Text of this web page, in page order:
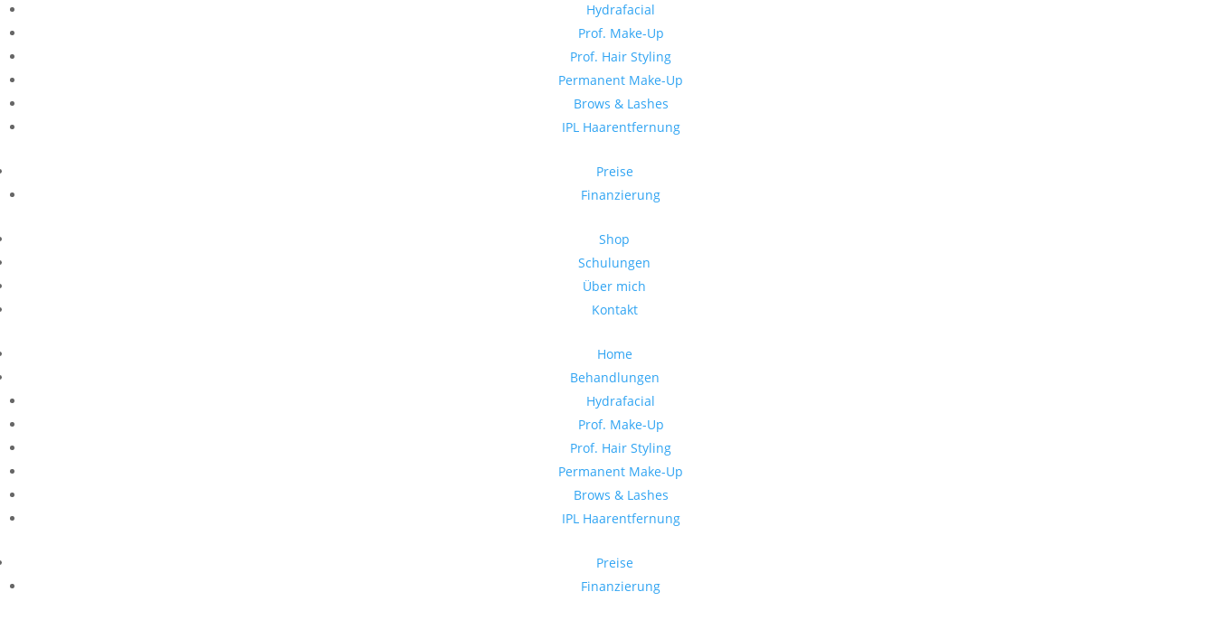
Hydrafacial
Prof. Make-Up
Prof. Hair Styling
Permanent Make-Up
Brows & Lashes
IPL Haarentfernung
Preise
Finanzierung
Shop
Schulungen
Über mich
Kontakt
Home
Behandlungen
Hydrafacial
Prof. Make-Up
Prof. Hair Styling
Permanent Make-Up
Brows & Lashes
IPL Haarentfernung
Preise
Finanzierung